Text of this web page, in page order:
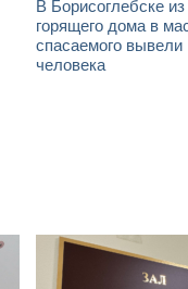
В Борисоглебске из
горящего дома в
спасаемого вывели
человека